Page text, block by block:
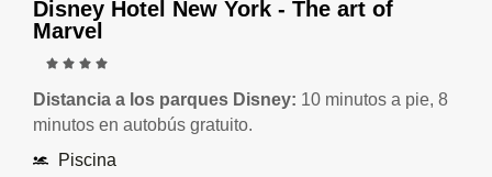
Disney Hotel New York - The art of
Marvel
Distancia a los parques Disney: 10 minutos a pie, 8
minutos en autobús gratuito.
Piscina